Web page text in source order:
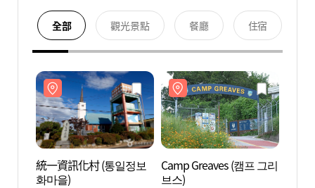
全部 觀光景點 餐廳 住宿
統一資訊化村 (통일정보
화마을)
Camp Greaves (캠프 그리
브스)